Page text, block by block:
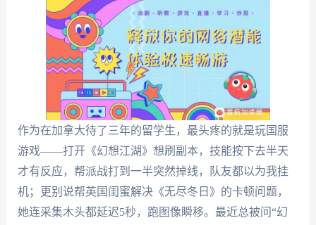
作为在加拿大待了三年的留学生，最头疼的就是玩国服
游戏——打开《幻想江湖》想刷副本，技能按下去半天
才有反应，帮派战打到一半突然掉线，队友都以为我挂
机；更别说帮英国闺蜜解决《无尽冬日》的卡顿问题，
她连采集木头都延迟5秒，跑图像瞬移。最近总被问“幻